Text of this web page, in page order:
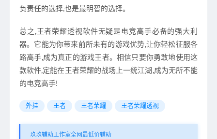
负责任的选择,也是最明智的选择。
总之,王者荣耀透视软件无疑是电竞高手必备的强大利
器。它能为你带来前所未有的游戏优势,让你轻松征服各
路高手,成为真正的游戏王者。相信只要你勇敢地使用这
款软件,定能在王者荣耀的战场上一统江湖,成为无所不能
的电竞高手!
外挂 王者 王者荣耀 王者荣耀透视
玖玖辅助工作室全网最低价辅助